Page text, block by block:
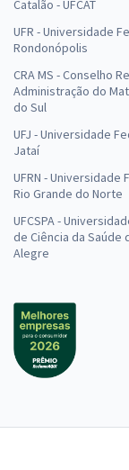
Catalão - UFCAT
UFR - Universidade
Rondonópolis
CRA MS - Conselho
Administração do
do Sul
UFJ - Universidade
Jataí
UFRN - Universidade
Rio Grande do Norte
UFCSPA -
de Ciência da Saúde
Alegre